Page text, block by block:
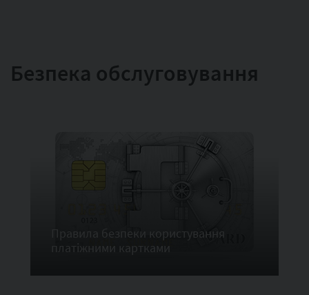
Безпека обслуговування
Правила безпеки користування
платіжними картками